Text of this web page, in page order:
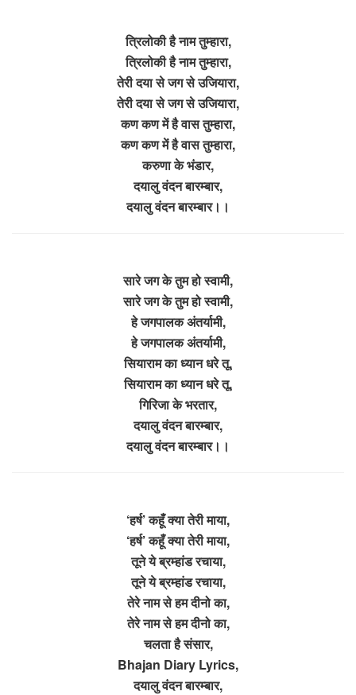
त्रिलोकी है नाम तुम्हारा,
त्रिलोकी है नाम तुम्हारा,
तेरी दया से जग से उजियारा,
तेरी दया से जग से उजियारा,
कण कण में है वास तुम्हारा,
कण कण में है वास तुम्हारा,
करुणा के भंडार,
दयालु वंदन बारम्बार,
दयालु वंदन बारम्बार।।
सारे जग के तुम हो स्वामी,
सारे जग के तुम हो स्वामी,
हे जगपालक अंतर्यामी,
हे जगपालक अंतर्यामी,
सियाराम का ध्यान धरे तू,
सियाराम का ध्यान धरे तू,
गिरिजा के भरतार,
दयालु वंदन बारम्बार,
दयालु वंदन बारम्बार।।
‘हर्ष’ कहूँ क्या तेरी माया,
‘हर्ष’ कहूँ क्या तेरी माया,
तूने ये ब्रम्हांड रचाया,
तूने ये ब्रम्हांड रचाया,
तेरे नाम से हम दीनो का,
तेरे नाम से हम दीनो का,
चलता है संसार,
Bhajan Diary Lyrics,
दयालु वंदन बारम्बार,